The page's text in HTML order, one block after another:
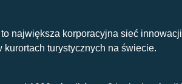
największa korporacyjna sieć innowacji
kurortach turystycznych na świecie.